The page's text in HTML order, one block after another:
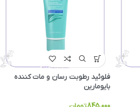
فلوئید رطوبت رسان و مات کننده
بایومارین